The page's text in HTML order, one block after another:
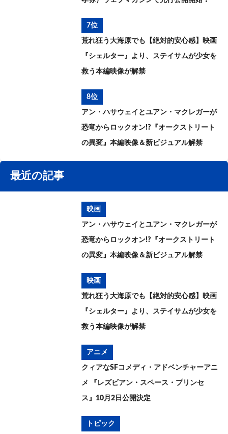
7位
荒れ狂う大海原でも【絶対的安心感】映画
『シェルター』より、ステイサムが少女を
救う本編映像が解禁
8位
アン・ハサウェイとユアン・マクレガーが
恐竜からロックオン!?『オークストリート
の異変』本編映像＆新ビジュアル解禁
最近の記事
映画
アン・ハサウェイとユアン・マクレガーが
恐竜からロックオン!?『オークストリート
の異変』本編映像＆新ビジュアル解禁
映画
荒れ狂う大海原でも【絶対的安心感】映画
『シェルター』より、ステイサムが少女を
救う本編映像が解禁
アニメ
クィアなSFコメディ・アドベンチャーアニ
メ 『レズビアン・スペース・プリンセ
ス』10月2日公開決定
トピック